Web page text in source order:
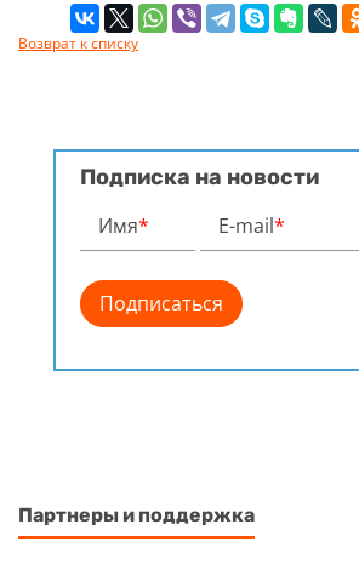
Возврат к списку
Подписка на новости
Имя* E-mail*
Партнеры и поддержка